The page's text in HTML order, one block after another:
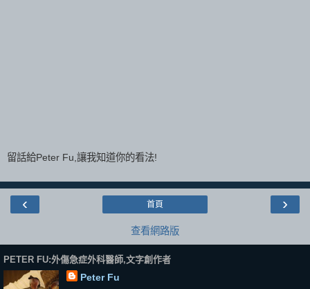
留話給Peter Fu,讓我知道你的看法!
‹ ›
首頁
查看網路版
PETER FU:外傷急症外科醫師,文字創作者
Peter Fu